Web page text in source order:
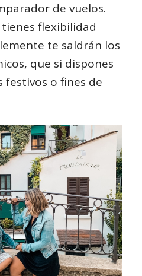
de vuelos.
flexibilidad
te saldrán los
que si dispones
festivos o fines de